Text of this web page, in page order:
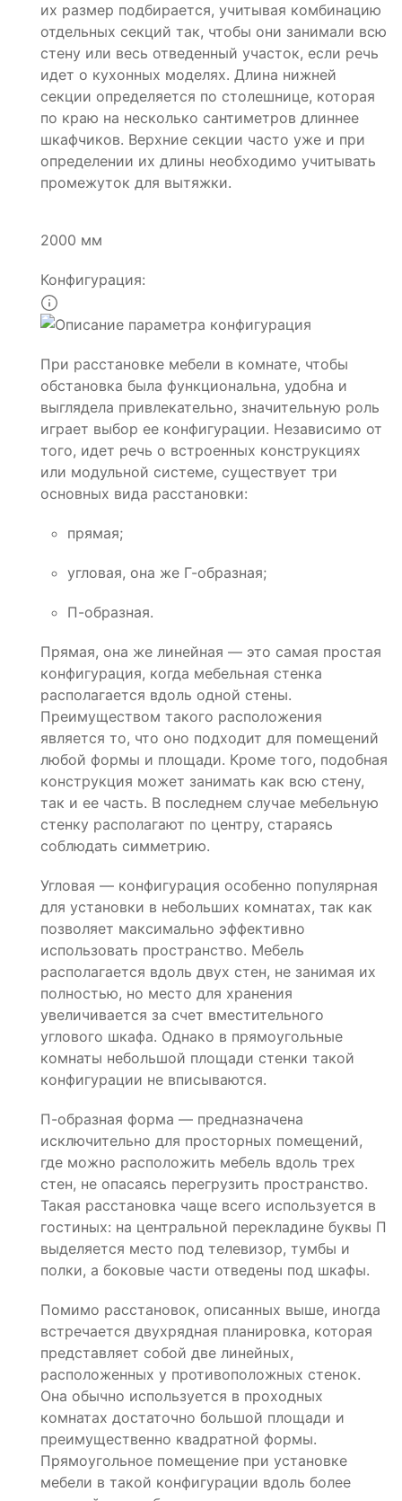
их размер подбирается, учитывая комбинацию
отдельных секций так, чтобы они занимали всю
стену или весь отведенный участок, если речь
идет о кухонных моделях. Длина нижней
секции определяется по столешнице, которая
по краю на несколько сантиметров длиннее
шкафчиков. Верхние секции часто уже и при
определении их длины необходимо учитывать
промежуток для вытяжки.
2000 мм
Конфигурация:
При расстановке мебели в комнате, чтобы
обстановка была функциональна, удобна и
выглядела привлекательно, значительную роль
играет выбор ее конфигурации. Независимо от
того, идет речь о встроенных конструкциях
или модульной системе, существует три
основных вида расстановки:
прямая;
угловая, она же Г-образная;
П-образная.
Прямая, она же линейная — это самая простая
конфигурация, когда мебельная стенка
располагается вдоль одной стены.
Преимуществом такого расположения
является то, что оно подходит для помещений
любой формы и площади. Кроме того, подобная
конструкция может занимать как всю стену,
так и ее часть. В последнем случае мебельную
стенку располагают по центру, стараясь
соблюдать симметрию.
Угловая — конфигурация особенно популярная
для установки в небольших комнатах, так как
позволяет максимально эффективно
использовать пространство. Мебель
располагается вдоль двух стен, не занимая их
полностью, но место для хранения
увеличивается за счет вместительного
углового шкафа. Однако в прямоугольные
комнаты небольшой площади стенки такой
конфигурации не вписываются.
П-образная форма — предназначена
исключительно для просторных помещений,
где можно расположить мебель вдоль трех
стен, не опасаясь перегрузить пространство.
Такая расстановка чаще всего используется в
гостиных: на центральной перекладине буквы П
выделяется место под телевизор, тумбы и
полки, а боковые части отведены под шкафы.
Помимо расстановок, описанных выше, иногда
встречается двухрядная планировка, которая
представляет собой две линейных,
расположенных у противоположных стенок.
Она обычно используется в проходных
комнатах достаточно большой площади и
преимущественно квадратной формы.
Прямоугольное помещение при установке
мебели в такой конфигурации вдоль более